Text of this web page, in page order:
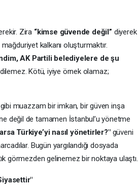
Zira “kimse güvende değil” diyerek
kalkanı oluşturmaktır.
AK Partili belediyelere de şu
Kötü, iyiye örnek olamaz;
muazzam bir imkan, bir güven inşa
değil de tamamen İstanbul’u yönetme
Türkiye’yi nasıl yönetirler?"güveni
Bugün yargılandığı dosyada
görmezden gelinemez bir noktaya ulaştı.